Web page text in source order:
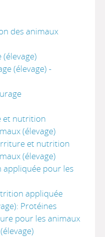
des animaux
(élevage) -
et nutrition
(élevage)
et nutrition
(élevage)
pour les
appliquée
Protéines
pour les animaux